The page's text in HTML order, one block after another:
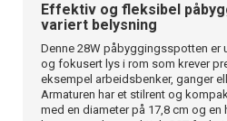
Effektiv og fleksibel
variert belysning
Denne 28W påbyggingsspotten er
og fokusert lys i rom som krever
eksempel arbeidsbenker, ganger
Armaturen har et stilrent og
med en diameter på 17,8 cm og en